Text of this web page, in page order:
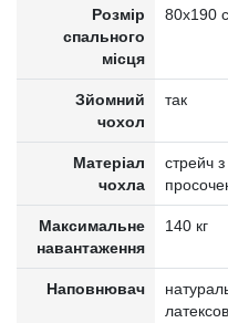
Розмір
спального
місця
80x190
Зйомний
чохол
так
Матеріал
чохла
стрейч
Максимальне
навантаження
140 кг
Наповнювач